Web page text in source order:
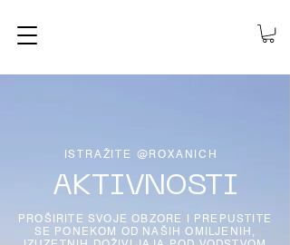
ISTRAŽITE @ROXANICH
AKTIVNOSTI
PROŠIRITE SVOJE OBZORE I PREPUSTITE
SE PONEKOM OD NAŠIH OMILJENIH,